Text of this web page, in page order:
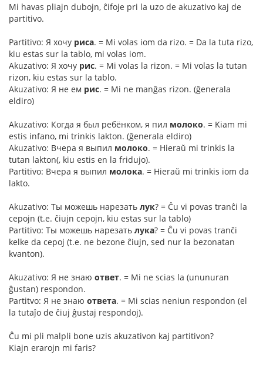
Mi havas pliajn dubojn, ĉifoje pri la uzo de akuzativo kaj de
partitivo.
Partitivo: Я хочу риса. = Mi volas iom da rizo. = Da la tuta rizo,
kiu estas sur la tablo, mi volas iom.
Akuzativo: Я хочу рис. = Mi volas la rizon. = Mi volas la tutan
rizon, kiu estas sur la tablo.
Akuzativo: Я не ем рис. = Mi ne manĝas rizon. (ĝenerala
eldiro)
Akuzativo: Когда я был ребёнком, я пил молоко. = Kiam mi
estis infano, mi trinkis lakton. (ĝenerala eldiro)
Akuzativo: Вчера я выпил молоко. = Hieraŭ mi trinkis la
tutan lakton(, kiu estis en la fridujo).
Partitivo: Вчера я выпил молока. = Hieraŭ mi trinkis iom da
lakto.
Akuzativo: Ты можешь нарезать лук? = Ĉu vi povas tranĉi la
cepojn (t.e. ĉiujn cepojn, kiu estas sur la tablo)
Partitivo: Ты можешь нарезать лука? = Ĉu vi povas tranĉi
kelke da cepoj (t.e. ne bezone ĉiujn, sed nur la bezonatan
kvanton).
Akuzativo: Я не знаю ответ. = Mi ne scias la (ununuran
ĝustan) respondon.
Partitvo: Я не знаю ответа. = Mi scias neniun respondon (el
la tutaĵo de ĉiuj ĝustaj respondoj).
Ĉu mi pli malpli bone uzis akuzativon kaj partitivon?
Kiajn erarojn mi faris?